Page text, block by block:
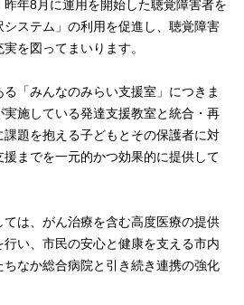
年8月に運用を開始した聴覚障害者を
ステム」の利用を促進し、聴覚障害
を図ってまいります。
「みんなのみらい支援室」につきま
実施している発達支援教室と統合・再
題を抱える子どもとその保護者に対
援までを一元的かつ効果的に提供して
は、がん治療を含む高度医療の提供
い、市民の安心と健康を支える市内
なか総合病院と引き続き連携の強化